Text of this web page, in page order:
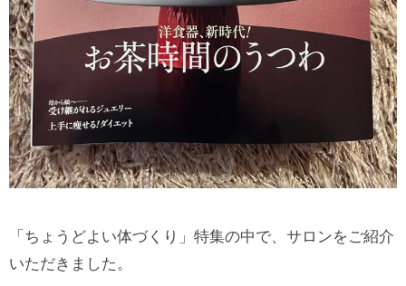
「ちょうどよい体づくり」特集の中で、サロンをご紹介
いただきました。